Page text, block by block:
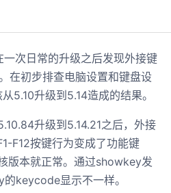
次日常的升级之后发现外接键
在初步排查电脑设置和键盘设
5.10升级到5.14造成的结果。
升级到5.14.21之后，外接
F12按键行为变成了功能键
版本就正常。通过showkey发
keycode显示不一样。